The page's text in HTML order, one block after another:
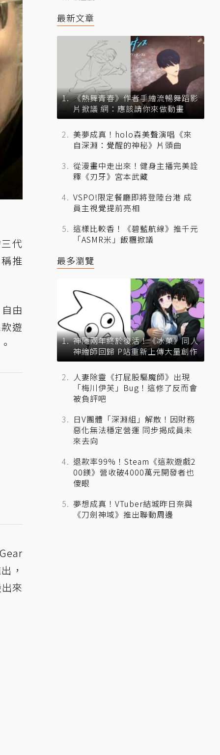
代
推
由
遊
，
來
最新文章
《熱舞青春》作者手繪流暢舞蹈影
片掀議 網：應該請你來做動畫
美夢成真！holo森美聲演唱《來
自深淵：覺醒的神秘》片頭曲
從漫畫中走出來！健身主播完美詮
釋《刃牙》宮本武藏
VSPO!限定餐廳即將登陸台港 成
員主視覺提前亮相
這樣比較香！《碧藍航線》推千元
「ASMR米」飯糰掀議
最多瀏覽
神隱兩年終於復活！《冰菓》同人
神繪師回歸 P站重新上傳大量創作
人妻除靈《打屁股驅魔師》出現
「梅川伊芙」Bug！這修了反而會
被負評吧
日V團體「深淵組」解散！因財務
惡化無法穩定營運 同步揭成員未
來去向
退款率99%！Steam《這款遊戲2
00鎂》營收破4000萬元開發者也
傻眼
夢想成真！VTuber結城昨日奈與
《刀劍神域》推出聯動周邊